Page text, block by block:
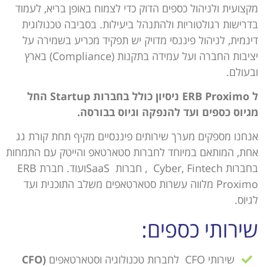
מקצועית ולניהול כספים הדוק כדי לצמוח באופן בריא, לעמוד
בדרישות רגולטוריות ולהתנהל ביעילות. בסביבה טכנולוגית
דינמית, לניהול פיננסי מדויק יש תפקיד מכריע בשמירה על
יציבות החברה ועל עמידה בתקנות (Compliance) בארץ
ובעולם.
ל ERB Proximo
ניסיון כולל בחברות Startup החל
מגיוס כספים ועד להנפקה וגיוס בבורסה.
אנחנו מספקים מערך שירותים פיננסיים מקיף תחת קורת גג
אחת, המותאם במיוחד לחברות סטארטאפ והייטק עם התמחות
בחברות Cyber, Fintech , חברות SaaSועוד. חברת ERB
Proximo מלווה עשרות סטארטאפים משלב התוכנית ועד
לגיוס.
שירותי כספים:
שירותי CFO לחברות טכנולוגיה וסטארטאפים (CFO